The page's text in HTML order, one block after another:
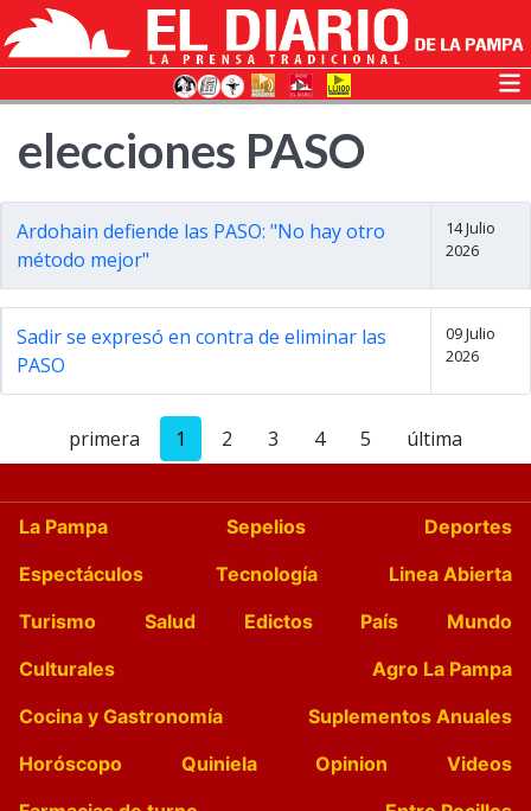
elecciones PASO
Ardohain defiende las PASO: "No hay otro
método mejor"
14 Julio
2026
Sadir se expresó en contra de eliminar las
PASO
09 Julio
2026
primera 1 2 3 4 5 última
La Pampa Sepelios
Deportes
Espectáculos
Tecnología
Linea Abierta
Turismo
Salud Edictos País
Mundo
Culturales
Agro La Pampa
Cocina y Gastronomía
Suplementos Anuales
Horóscopo
Quiniela Opinion
Videos